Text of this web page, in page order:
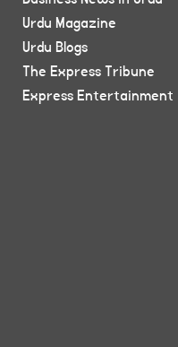
Urdu Magazine
Urdu Blogs
The Express Tribune
Express Entertainment